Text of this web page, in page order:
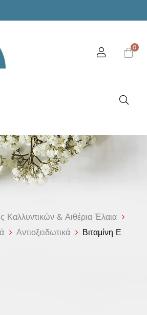
0
Καλλυντικών & Αιθέρια Έλαια
Αντιοξειδωτικά Βιταμίνη Ε